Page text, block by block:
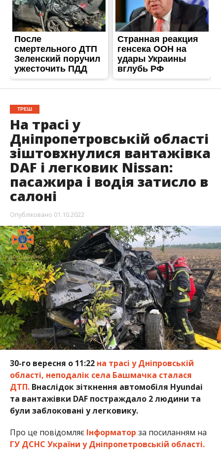
ТРЕШ
На трасі у
Дніпропетровській області
зіштовхнулися вантажівка
DAF і легковик Nissan:
пасажира і водія затисло в
салоні
Опубліковано 01.10.2022
30-го вересня о 11:22на трасі у Дніпровській
області, неподалік села Башмачка сталася
ДТП.Внаслідок зіткнення автомобіля Hyundai
та вантажівки DAF постраждало 2 людини та
були заблоковані у легковику.
Про це повідомляє Інформатор за посиланням на
ГУ ДСНС України у Дніпропетровській області.